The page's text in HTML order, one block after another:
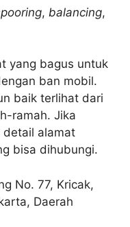
, balancing,
yang bagus untuk
ban mobil.
baik terlihat dari
ramah. Jika
detail alamat
bisa dihubungi.
No. 77, Kricak,
Daerah